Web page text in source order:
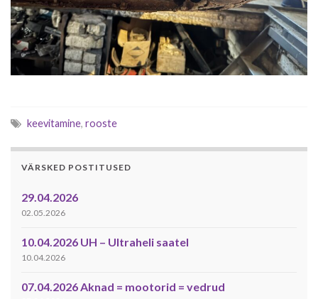
keevitamine, rooste
VÄRSKED POSTITUSED
29.04.2026
02.05.2026
10.04.2026 UH – Ultraheli saatel
10.04.2026
07.04.2026 Aknad = mootorid = vedrud